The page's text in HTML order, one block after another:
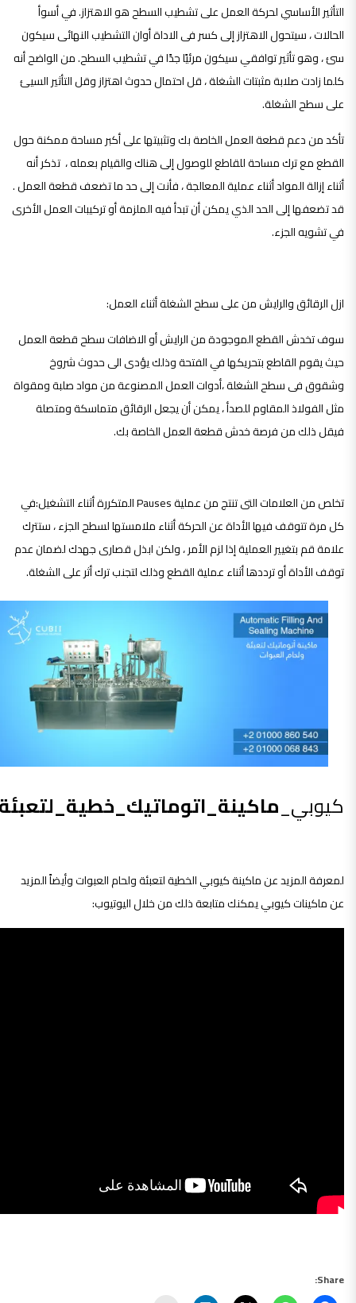
التأثير الأساسي لحركة العمل على تشطيب السطح هو الاهتزاز. في أسوأ
الحالات ، سيتحول الاهتزاز إلى كسر فى الاداة أوان التشطيب النهائى سيكون
سئ ، وهو تأثير توافقي سيكون مرئيًا جدًا في تشطيب السطح. من الواضح أنه
كلما زادت صلابة مثبتات الشغلة ، قل احتمال حدوث اهتزاز وقل التأثير السيئ
على سطح الشغلة.
تأكد من دعم قطعة العمل الخاصة بك وتثبيتها على أكبر مساحة ممكنة حول
القطع مع ترك مساحة للقاطع للوصول إلى هناك والقيام بعمله ، تذكر أنه
أثناء إزالة المواد أثناء عملية المعالجة ، فأنت إلى حد ما تضعف قطعة العمل .
قد تضعفها إلى الحد الذي يمكن أن تبدأ فيه الملزمة أو تركيبات العمل الأخرى
في تشويه الجزء.
ازل الرقائق والرايش من على سطح الشغلة أثناء العمل:
سوف تخدش القطع الموجودة من الرايش أو الاضافات سطح قطعة العمل
حيث يقوم القاطع بتحريكها في الفتحة وذلك يؤدى الى حدوث شروخ
وشقوق فى سطح الشغلة ،أدوات العمل المصنوعة من مواد صلبة ومقواة
مثل الفولاذ المقاوم للصدأ ، يمكن أن يجعل الرقائق متماسكة ومتصلة
فيقل ذلك من فرصة خدش قطعة العمل الخاصة بك.
تخلص من العلامات التى تنتج من عملية Pauses المتكررة أثناء التشغيل:
في
كل مرة تتوقف فيها الأداة عن الحركة أثناء ملامستها لسطح الجزء ، ستترك
علامة قم بتغيير العملية إذا لزم الأمر ، ولكن ابذل قصارى جهدك لضمان عدم
توقف الأداة أو ترددها أثناء عملية القطع وذلك لتجنب ترك أثر على الشغلة.
كيوبي_
لمعرفة المزيد عن ماكينة كيوبي الخطية لتعبئة ولحام العبوات وأيضاً المزيد
عن ماكينات كيوبي يمكنك متابعة ذلك من خلال اليوتيوب:
Share: